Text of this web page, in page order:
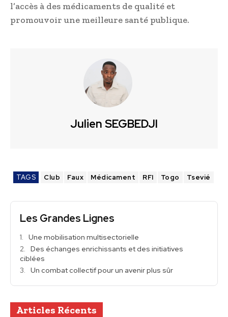
l’accès à des médicaments de qualité et
promouvoir une meilleure santé publique.
Julien SEGBEDJI
TAGS Club Faux Médicament RFI Togo Tsevié
Les Grandes Lignes
Une mobilisation multisectorielle
Des échanges enrichissants et des initiatives
ciblées
Un combat collectif pour un avenir plus sûr
Articles Récents